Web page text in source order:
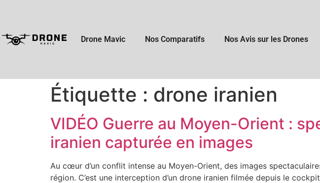
Drone Mavic Nos Comparatifs Nos Avis sur les Drones
Étiquette : drone iranien
VIDÉO Guerre au Moyen-Orient :
iranien capturée en images
Au cœur d’un conflit intense au Moyen-Orient, des images
région. C’est une interception d’un drone iranien filmée depuis le